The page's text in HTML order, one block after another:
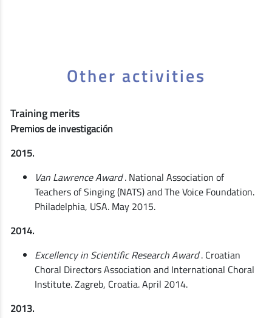
Other activities
Training merits
Premios de investigación
2015.
Van Lawrence Award. National Association of
Teachers of Singing (NATS) and The Voice Foundation.
Philadelphia, USA. May 2015.
2014.
Excellency in Scientific Research Award. Croatian
Choral Directors Association and International Choral
Institute. Zagreb, Croatia. April 2014.
2013.